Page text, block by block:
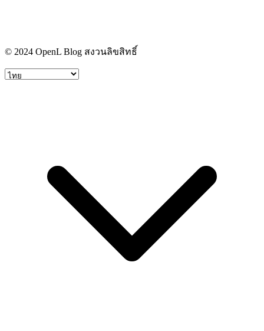
© 2024 OpenL Blog สงวนลิขสิทธิ์